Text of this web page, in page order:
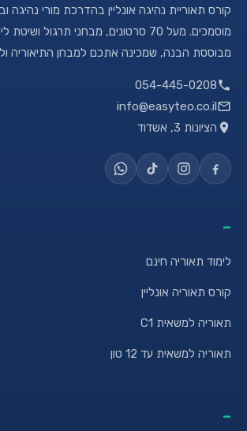
קורס תאוריית נהיגה אונליין בהדרכת מורי נהיגה
מוסמכים. מעל 70 סרטונים, מבחני תרגול ושיטת
מבוססת הבנה, שמכינה אתכם למבחן התיאוריה
054-445-0208
info@easyteo.co.il
הציונות 3, אשדוד
לימוד תאוריה חינם
קורס תאוריה אונליין
תאוריה למשאית C1
תאוריה למשאית עד 12 טון